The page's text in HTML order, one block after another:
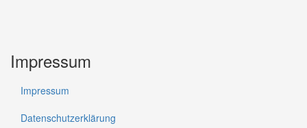
Impressum
Impressum
Datenschutzerklärung